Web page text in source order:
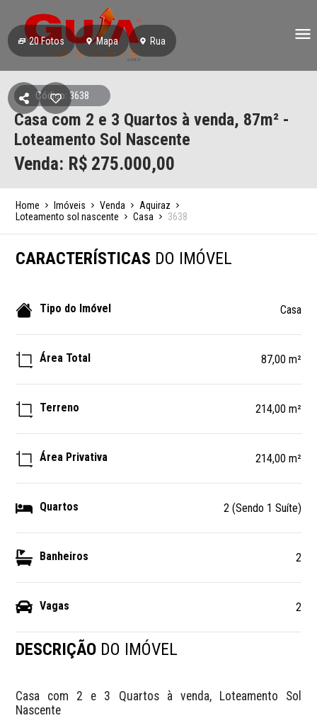
20Fotos Mapa Rua
Código: 3638
Casa com 2 e 3 Quartos à venda, 87m² -
Loteamento Sol Nascente
Venda: R$ 275.000,00
Home Imóveis Venda
Aquiraz
Loteamento sol nascente
Casa 3638
CARACTERÍSTICAS DO IMÓVEL
Tipo do Imóvel Casa
Área Total 87,00 m²
Terreno 214,00 m²
Área Privativa 214,00 m²
Quartos 2 (Sendo 1 Suíte)
Banheiros 2
Vagas 2
DESCRIÇÃO DO IMÓVEL
Casa com 2 e 3 Quartos à venda, Loteamento Sol
Nascente